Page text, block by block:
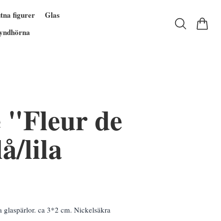
figurer
Glas
"Fleur de
lila
glaspärlor. ca 3*2 cm. Nickelsäkra